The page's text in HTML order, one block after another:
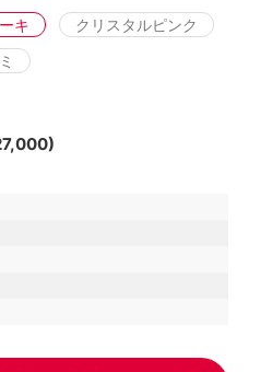
キ
クリスタルピンク